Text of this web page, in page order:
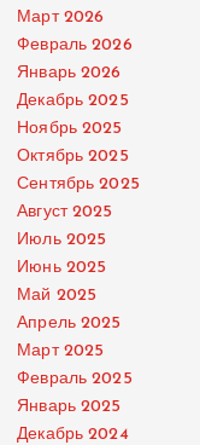
Март 2026
Февраль 2026
Январь 2026
Декабрь 2025
Ноябрь 2025
Октябрь 2025
Сентябрь 2025
Август 2025
Июль 2025
Июнь 2025
Май 2025
Апрель 2025
Март 2025
Февраль 2025
Январь 2025
Декабрь 2024